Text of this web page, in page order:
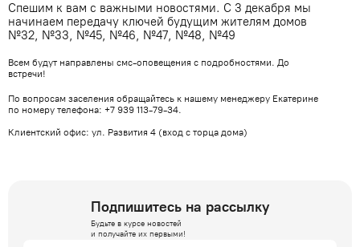
Спешим к вам с важными новостями. С 3 декабря мы
начинаем передачу ключей будущим жителям домов
№32, №33, №45, №46, №47, №48, №49
Всем будут направлены смс-оповещения с подробностями. До
встречи!
По вопросам заселения обращайтесь к нашему менеджеру Екатерине
по номеру телефона: +7 939 113-79-34.
Клиентский офис: ул. Развития 4 (вход с торца дома)
Подпишитесь на рассылку
Будьте в курсе новостей
и получайте их первыми!